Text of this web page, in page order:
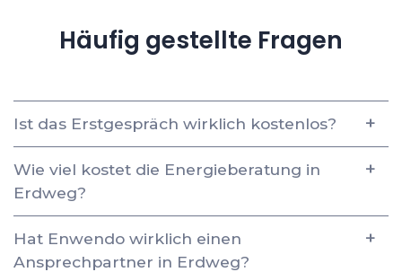
Häufig gestellte Fragen
Ist das Erstgespräch wirklich kostenlos?
Wie viel kostet die Energieberatung in
Erdweg?
Hat Enwendo wirklich einen
Ansprechpartner in Erdweg?